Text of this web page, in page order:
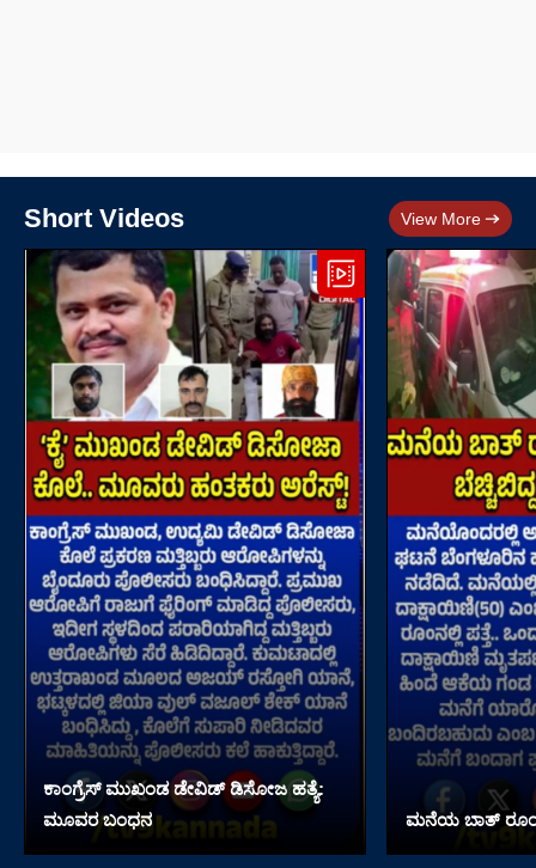
Short Videos View More
ಕಾಂಗ್ರೆಸ್ ಮುಖಂಡ ಡೇವಿಡ್ ಡಿಸೋಜ ಹತ್ಯೆ:
ಮೂವರ ಬಂಧನ
ಮನೆಯ ಬಾತ್